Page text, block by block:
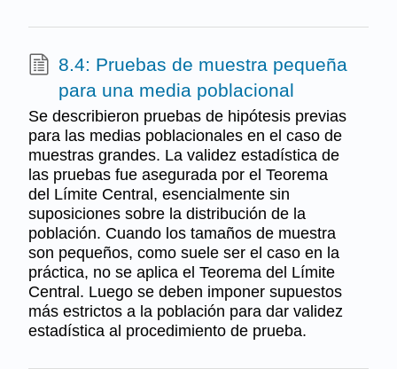
8.4: Pruebas de muestra pequeña
para una media poblacional
Se describieron pruebas de hipótesis previas
para las medias poblacionales en el caso de
muestras grandes. La validez estadística de
las pruebas fue asegurada por el Teorema
del Límite Central, esencialmente sin
suposiciones sobre la distribución de la
población. Cuando los tamaños de muestra
son pequeños, como suele ser el caso en la
práctica, no se aplica el Teorema del Límite
Central. Luego se deben imponer supuestos
más estrictos a la población para dar validez
estadística al procedimiento de prueba.